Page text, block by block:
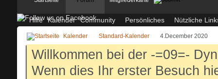
Hilfe Kalender Community Persönliches Nützliche
Kalender Standard-Kalender 4.December 2020
Willkommen bei der -=09=-
Wenn dies Ihr erster Besuch